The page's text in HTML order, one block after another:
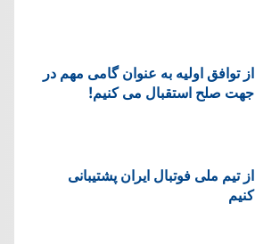
از توافق اولیه به عنوان گامی مهم در
جهت صلح استقبال می کنیم!
از تیم ملی فوتبال ایران پشتیبانی
کنیم